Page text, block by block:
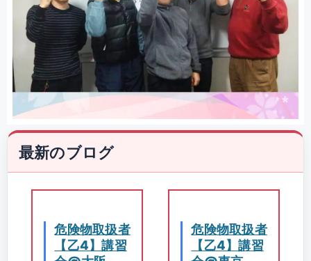
最新のブログ
危険物取扱者
【乙4】講習
危険物取扱者
【乙4】講習